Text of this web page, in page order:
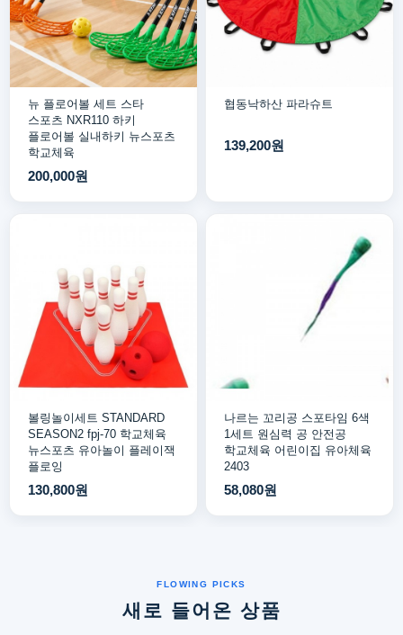
뉴 플로어볼 세트 스타
스포츠 NXR110 하키
플로어볼 실내하키 뉴스포츠
학교체육
200,000원
협동낙하산 파라슈트
139,200원
볼링놀이세트 STANDARD
SEASON2 fpj-70 학교체육
뉴스포츠 유아놀이 플레이잭
플로잉
130,800원
나르는 꼬리공 스포타임 6색
1세트 원심력 공 안전공
학교체육 어린이집 유아체육
2403
58,080원
새로 들어온 상품